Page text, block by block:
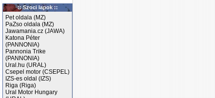
:: Szoci lapok ::
Pet oldala (MZ)
PaZso oldala (MZ)
Jawamania.cz (JAWA)
Katona Péter
(PANNONIA)
Pannonia Trike
(PANNONIA)
Ural.hu (URAL)
Csepel motor (CSEPEL)
IZS-es oldal (IZS)
Riga (Riga)
Ural Motor Hungary